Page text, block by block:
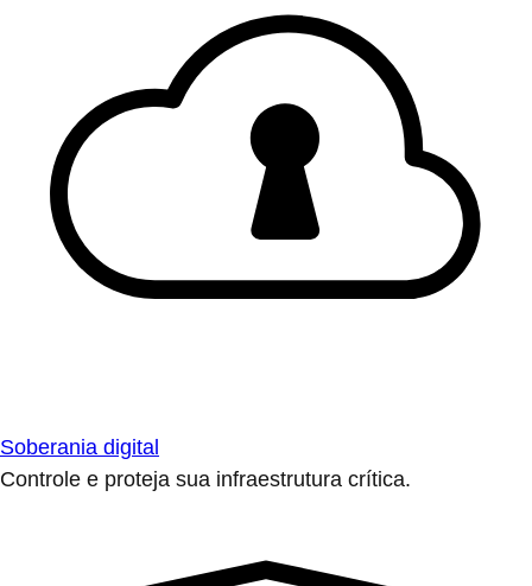
Soberania digital
Controle e proteja sua infraestrutura crítica.